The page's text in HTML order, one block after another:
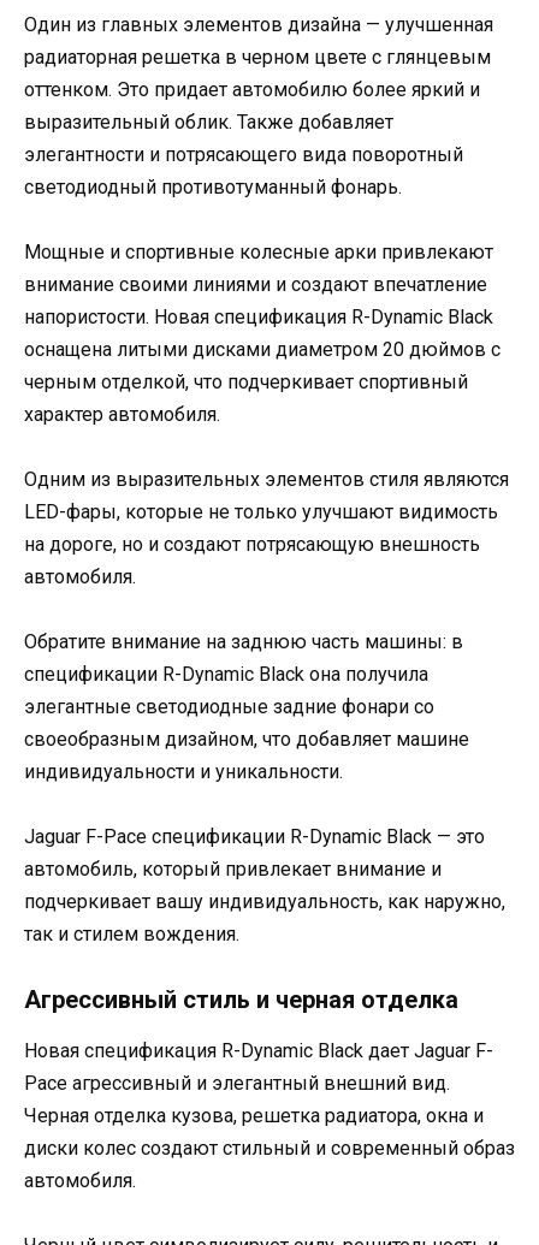
Один из главных элементов дизайна — улучшенная
радиаторная решетка в черном цвете с глянцевым
оттенком. Это придает автомобилю более яркий и
выразительный облик. Также добавляет
элегантности и потрясающего вида поворотный
светодиодный противотуманный фонарь.
Мощные и спортивные колесные арки привлекают
внимание своими линиями и создают впечатление
напористости. Новая спецификация R-Dynamic Black
оснащена литыми дисками диаметром 20 дюймов с
черным отделкой, что подчеркивает спортивный
характер автомобиля.
Одним из выразительных элементов стиля являются
LED-фары, которые не только улучшают видимость
на дороге, но и создают потрясающую внешность
автомобиля.
Обратите внимание на заднюю часть машины: в
спецификации R-Dynamic Black она получила
элегантные светодиодные задние фонари со
своеобразным дизайном, что добавляет машине
индивидуальности и уникальности.
Jaguar F-Pace спецификации R-Dynamic Black — это
автомобиль, который привлекает внимание и
подчеркивает вашу индивидуальность, как наружно,
так и стилем вождения.
Агрессивный стиль и черная отделка
Новая спецификация R-Dynamic Black дает Jaguar F-
Pace агрессивный и элегантный внешний вид.
Черная отделка кузова, решетка радиатора, окна и
диски колес создают стильный и современный образ
автомобиля.